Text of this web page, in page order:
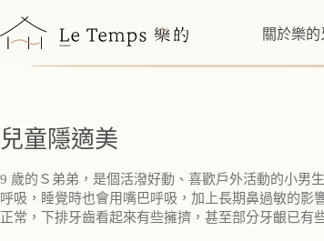
至
關於樂
兒童隱適美
9 歲的Ｓ弟弟，是個活潑好動、喜歡戶外活動的小男
呼吸，睡覺時也會用嘴巴呼吸，加上長期鼻過敏的
正常，下排牙齒看起來有些擁擠，甚至部分牙齦已有